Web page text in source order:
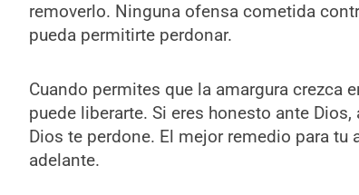
removerlo. Ninguna ofensa cometida
pueda permitirte perdonar.
Cuando permites que la amargura crezca
puede liberarte. Si eres honesto ante
Dios te perdone. El mejor remedio para tu
adelante.